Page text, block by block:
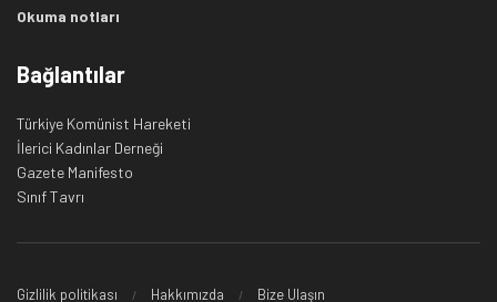
Okuma notları
Bağlantılar
Türkiye Komünist Hareketi
İlerici Kadınlar Derneği
Gazete Manifesto
Sınıf Tavrı
Gizlilik politikası Hakkımızda Bize Ulaşın